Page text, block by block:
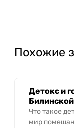
Похожие
Детокс и
Что такое
мир помешан